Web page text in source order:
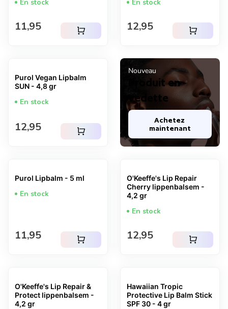
Nouveau
Produit en
vedette
Achetez
maintenant
En stock
Prix normal
11,95 shopping_cart
En stock
Prix normal
12,95 shopping_cart
Purol Vegan Lipbalm
SUN - 4,8 gr
En stock
Prix normal
12,95 shopping_cart
Purol Lipbalm - 5 ml
En stock
Prix normal
11,95 shopping_cart
O'Keeffe's Lip Repair
Cherry lippenbalsem -
4,2 gr
En stock
Prix normal
12,95 shopping_cart
O'Keeffe's Lip Repair &
Protect lippenbalsem -
4,2 gr
Hawaiian Tropic
Protective Lip Balm Stick
SPF 30 - 4 gr